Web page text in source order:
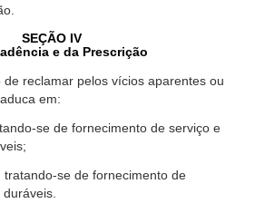
SEÇÃO IV
e da Prescrição
de reclamar pelos vícios aparentes ou
em:
se de fornecimento de serviço e
tratando-se de fornecimento de